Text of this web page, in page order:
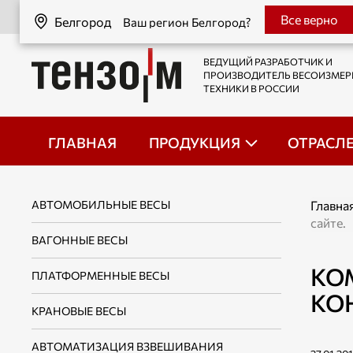
Белгород Ваш регион Белгород?
Белгород Все верно
ВЕДУЩИЙ РАЗРАБОТЧИК И
ПРОИЗВОДИТЕЛЬ
ТЕХНИКИ В РОССИИ
ГЛАВНАЯ ПРОДУКЦИЯ
АВТОМОБИЛЬНЫЕ ВЕСЫ
ВАГОННЫЕ ВЕСЫ
ПЛАТФОРМЕННЫЕ ВЕСЫ
КРАНОВЫЕ ВЕСЫ
АВТОМАТИЗАЦИЯ ВЗВЕШИВАНИЯ
сайте.